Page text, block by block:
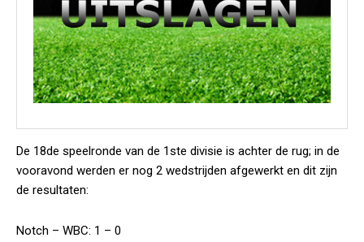
De 18de speelronde van de 1ste divisie is achter de rug; in de
vooravond werden er nog 2 wedstrijden afgewerkt en dit zijn
de resultaten:
Notch – WBC: 1 – 0